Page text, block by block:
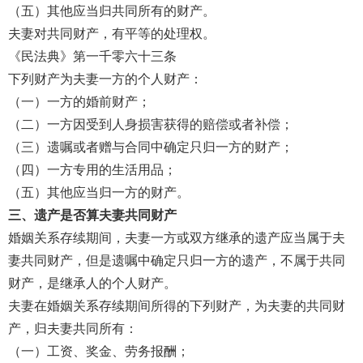
（五）其他应当归共同所有的财产。
夫妻对共同财产，有平等的处理权。
《民法典》第一千零六十三条
下列财产为夫妻一方的个人财产：
（一）一方的婚前财产；
（二）一方因受到人身损害获得的赔偿或者补偿；
（三）遗嘱或者赠与合同中确定只归一方的财产；
（四）一方专用的生活用品；
（五）其他应当归一方的财产。
三、遗产是否算夫妻共同财产
婚姻关系存续期间，夫妻一方或双方继承的遗产应当属于夫
妻共同财产，但是遗嘱中确定只归一方的遗产，不属于共同
财产，是继承人的个人财产。
夫妻在婚姻关系存续期间所得的下列财产，为夫妻的共同财
产，归夫妻共同所有：
（一）工资、奖金、劳务报酬；